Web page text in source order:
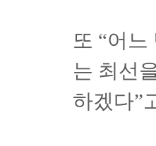
또 “어
는 최선
하겠다”